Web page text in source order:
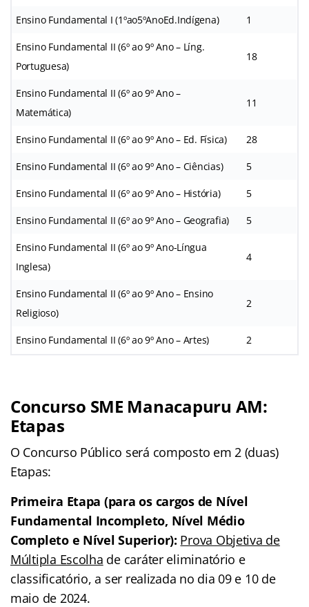
Ensino Fundamental I (1ºao5ºAnoEd.Indígena) 1
Ensino Fundamental II (6º ao 9º Ano – Líng.
Portuguesa)
18
Ensino Fundamental II (6º ao 9º Ano –
Matemática)
11
Ensino Fundamental II (6º ao 9º Ano – Ed. Física) 28
Ensino Fundamental II (6º ao 9º Ano – Ciências) 5
Ensino Fundamental II (6º ao 9º Ano – História) 5
Ensino Fundamental II (6º ao 9º Ano – Geografia) 5
Ensino Fundamental II (6º ao 9º Ano-Língua
Inglesa)
4
Ensino Fundamental II (6º ao 9º Ano – Ensino
Religioso)
2
Ensino Fundamental II (6º ao 9º Ano – Artes) 2
Concurso SME Manacapuru AM:
Etapas
O Concurso Público será composto em 2 (duas)
Etapas:
Primeira Etapa (para os cargos de Nível
Fundamental Incompleto, Nível Médio
Completo e Nível Superior): Prova Objetiva de
Múltipla Escolha de caráter eliminatório e
classificatório, a ser realizada no dia 09 e 10 de
maio de 2024.